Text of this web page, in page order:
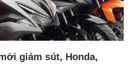
giảm sút, Honda,